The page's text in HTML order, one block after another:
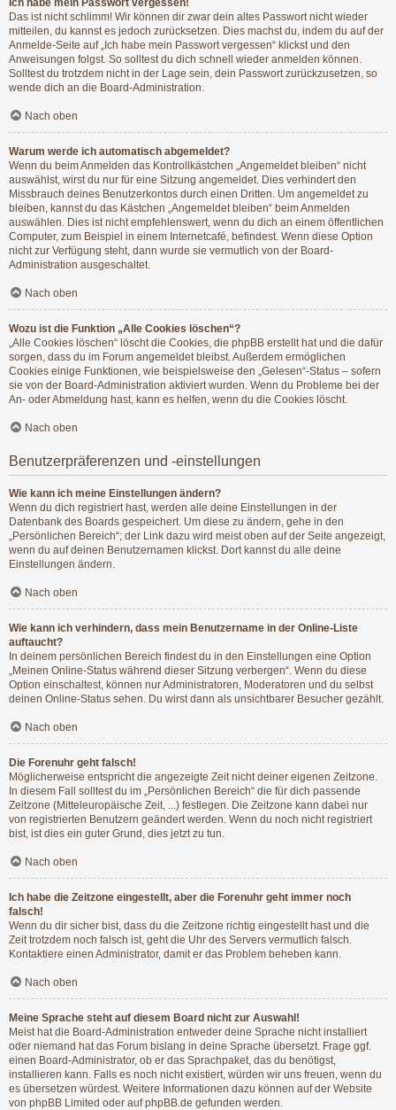
Das ist nicht schlimm! Wir können dir zwar dein altes Passwort nicht wieder
mitteilen, du kannst es jedoch zurücksetzen. Dies machst du, indem du auf der
Anmelde-Seite auf „Ich habe mein Passwort vergessen“ klickst und den
Anweisungen folgst. So solltest du dich schnell wieder anmelden können.
Solltest du trotzdem nicht in der Lage sein, dein Passwort zurückzusetzen, so
wende dich an die Board-Administration.
Nach oben
Warum werde ich automatisch abgemeldet?
Wenn du beim Anmelden das Kontrollkästchen „Angemeldet bleiben“ nicht
auswählst, wirst du nur für eine Sitzung angemeldet. Dies verhindert den
Missbrauch deines Benutzerkontos durch einen Dritten. Um angemeldet zu
bleiben, kannst du das Kästchen „Angemeldet bleiben“ beim Anmelden
auswählen. Dies ist nicht empfehlenswert, wenn du dich an einem öffentlichen
Computer, zum Beispiel in einem Internetcafé, befindest. Wenn diese Option
nicht zur Verfügung steht, dann wurde sie vermutlich von der Board-
Administration ausgeschaltet.
Nach oben
Wozu ist die Funktion „Alle Cookies löschen“?
„Alle Cookies löschen“ löscht die Cookies, die phpBB erstellt hat und die dafür
sorgen, dass du im Forum angemeldet bleibst. Außerdem ermöglichen
Cookies einige Funktionen, wie beispielsweise den „Gelesen“-Status – sofern
sie von der Board-Administration aktiviert wurden. Wenn du Probleme bei der
An- oder Abmeldung hast, kann es helfen, wenn du die Cookies löscht.
Nach oben
Benutzerpräferenzen und -einstellungen
Wie kann ich meine Einstellungen ändern?
Wenn du dich registriert hast, werden alle deine Einstellungen in der
Datenbank des Boards gespeichert. Um diese zu ändern, gehe in den
„Persönlichen Bereich“; der Link dazu wird meist oben auf der Seite angezeigt,
wenn du auf deinen Benutzernamen klickst. Dort kannst du alle deine
Einstellungen ändern.
Nach oben
Wie kann ich verhindern, dass mein Benutzername in der Online-Liste
auftaucht?
In deinem persönlichen Bereich findest du in den Einstellungen eine Option
„Meinen Online-Status während dieser Sitzung verbergen“. Wenn du diese
Option einschaltest, können nur Administratoren, Moderatoren und du selbst
deinen Online-Status sehen. Du wirst dann als unsichtbarer Besucher gezählt.
Nach oben
Die Forenuhr geht falsch!
Möglicherweise entspricht die angezeigte Zeit nicht deiner eigenen Zeitzone.
In diesem Fall solltest du im „Persönlichen Bereich“ die für dich passende
Zeitzone (Mitteleuropäische Zeit, ...) festlegen. Die Zeitzone kann dabei nur
von registrierten Benutzern geändert werden. Wenn du noch nicht registriert
bist, ist dies ein guter Grund, dies jetzt zu tun.
Nach oben
Ich habe die Zeitzone eingestellt, aber die Forenuhr geht immer noch
falsch!
Wenn du dir sicher bist, dass du die Zeitzone richtig eingestellt hast und die
Zeit trotzdem noch falsch ist, geht die Uhr des Servers vermutlich falsch.
Kontaktiere einen Administrator, damit er das Problem beheben kann.
Nach oben
Meine Sprache steht auf diesem Board nicht zur Auswahl!
Meist hat die Board-Administration entweder deine Sprache nicht installiert
oder niemand hat das Forum bislang in deine Sprache übersetzt. Frage ggf.
einen Board-Administrator, ob er das Sprachpaket, das du benötigst,
installieren kann. Falls es noch nicht existiert, würden wir uns freuen, wenn du
es übersetzen würdest. Weitere Informationen dazu können auf der Website
von phpBB Limited oder aufphpBB.de gefunden werden.